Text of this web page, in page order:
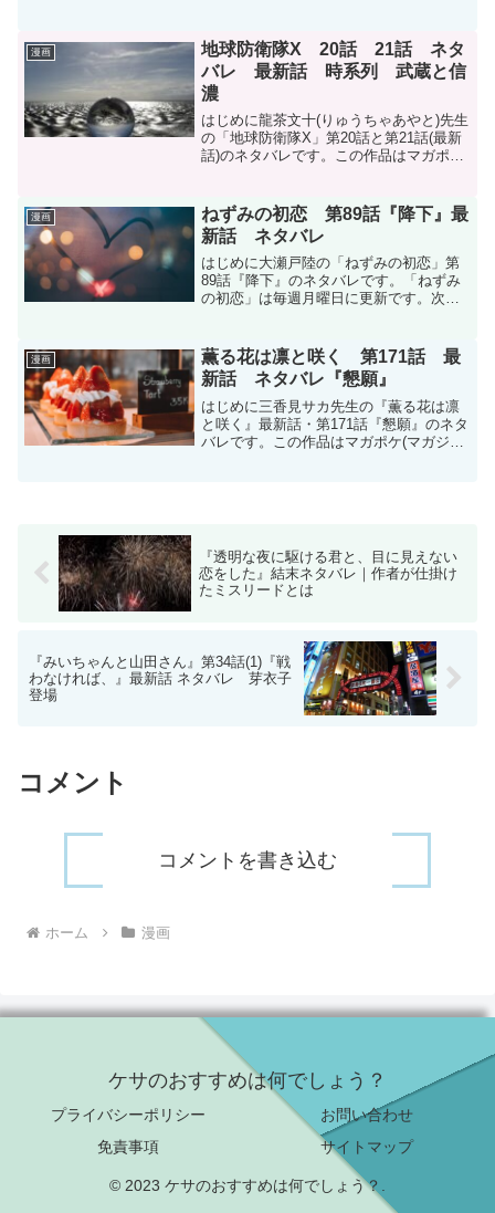
まず2人に哲雄をどこまで信用しているか
聞き、君たち...
漫画
地球防衛隊X 20話 21話 ネタ
バレ 最新話 時系列 武蔵と信
濃
はじめに龍茶文十(りゅうちゃあやと)先生
の「地球防衛隊X」第20話と第21話(最新
話)のネタバレです。この作品はマガポケ
強い雨 | マガポケ現在コミックスは2...
漫画
ねずみの初恋 第89話『降下』最
新話 ネタバレ
はじめに大瀬戸陸の「ねずみの初恋」第
89話『降下』のネタバレです。「ねずみ
の初恋」は毎週月曜日に更新です。次回
ン公式無料漫画アプリ掲載誌↓ヤングマ
ガ...
漫画
薫る花は凛と咲く 第171話 最
新話 ネタバレ『懇願』
はじめに三香見サカ先生の『薫る花は凛
と咲く』最新話・第171話『懇願』のネタ
バレです。この作品はマガポケ(マガジン
『透明な夜に駆ける君と、目に見えない
恋をした』結末ネタバレ｜作者が仕掛け
たミスリードとは
『みいちゃんと山田さん』第34話(1)『戦
わなければ、』最新話 ネタバレ 芽衣子
登場
コメント
コメントを書き込む
ホーム 漫画
ケサのおすすめは何でしょう？
プライバシーポリシー
お問い合わせ
免責事項
サイトマップ
© 2023 ケサのおすすめは何でしょう？.